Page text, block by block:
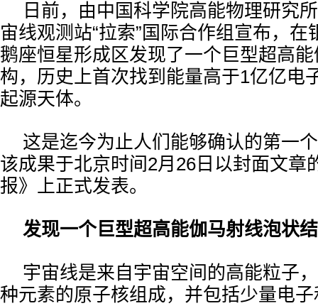
日前，由中国科学院高能物理研究
宙线观测站“拉索”国际合作组宣布，在
鹅座恒星形成区发现了一个巨型超高
构，历史上首次找到能量高于1亿亿电
起源天体。
这是迄今为止人们能够确认的第一
该成果于北京时间2月26日以封面文章
报》上正式发表。
发现一个巨型超高能伽马射线泡状
宇宙线是来自宇宙空间的高能粒子
种元素的原子核组成，并包括少量电